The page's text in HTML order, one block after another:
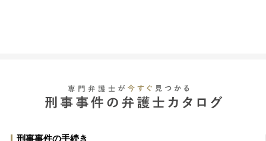
刑事事件の手続き